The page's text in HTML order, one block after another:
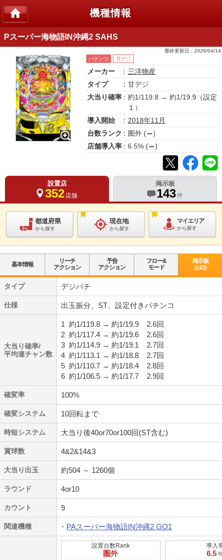
機種情報
Pスーパー海物語IN沖縄2 SAHS
最終更新日： 2026/04/14
パチンコ
甘デジ
メーカー ： 三洋物産
タイプ
：甘デジ
大当り確率：約1/119.8 → 約1/19.9（設定
１）
導入開始
： 2018年11月
台数ランク： 圏外(
)
店舗導入率： 6.5% ( )
設置店
352 店舗
掲示板
143件
都道府県
から探す
現在地
から探す
マイエリア
から探す
基本情報
リーチ
アクション
予告
アクション
フロー&
モード
掲示板
(143)
タイプ デジパチ
仕様 出玉振分、ST、設定付きパチンコ
大当り確率/
平均連チャン数
1 約1/119.8 → 約1/19.9
2.6回
2 約1/117.4 → 約1/19.6
2.6回
3 約1/114.9 → 約1/19.1
2.7回
4 約1/113.1 → 約1/18.8
2.7回
5 約1/110.7 → 約1/18.4
2.8回
6 約1/106.5 → 約1/17.7 2.9回
確変率 100%
確変システム 10回転まで
時短システム 大当り後40or70or100回(ST含む)
賞球数 4&2&14&3
大当り出玉 約504 ～ 1260個
ラウンド 4or10
カウント 9
関連機種 PAスーパー海物語IN沖縄2 GO1
設置台数Rank
圏外
導入
6.5